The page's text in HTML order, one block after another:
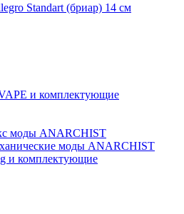
Standart (бриар) 14 см
и комплектующие
моды ANARCHIST
моды ANARCHIST
и комплектующие